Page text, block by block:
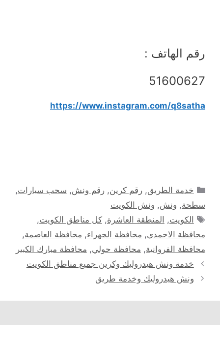
رقم الهاتف :
51600627
https://www.instagram.com/q8satha
التصنيفات
خدمة الطريق,رقم كرين,رقم ونش, سحب سيارات,
سطحة, ونش, ونش الكويت
الوسوم
الكويت, المنطقة العاشرة,كل مناطق الكويت,
محافظة الاحمدي, محافظة الجهراء, محافظة العاصمة,
محافظة الفروانية, محافظة حولي, محافظة مبارك الكبير
خدمة ونش هيدروليك وكرين جميع مناطق الكويت
ونش هيدروليك وخدمة طريق